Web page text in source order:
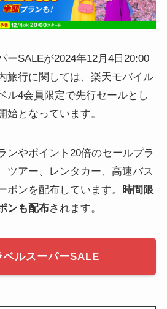
ーSALEが2024年12月4日20:00
旅行に関しては、楽天モバイル
ル4会員限定で先行セールとし
始となっています。
ンやポイント20倍のセールプラ
ツアー、レンタカー、高速バス
ポンを配布しています。 時間限
ンも配布されます。
ベルスーパーSALE